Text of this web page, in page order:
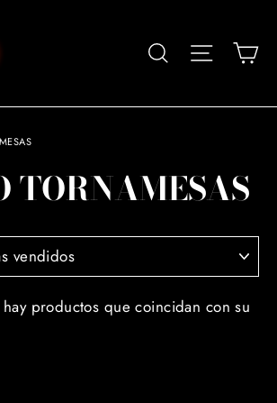
Buscar
TORNAMESAS
productos que coincidan con su